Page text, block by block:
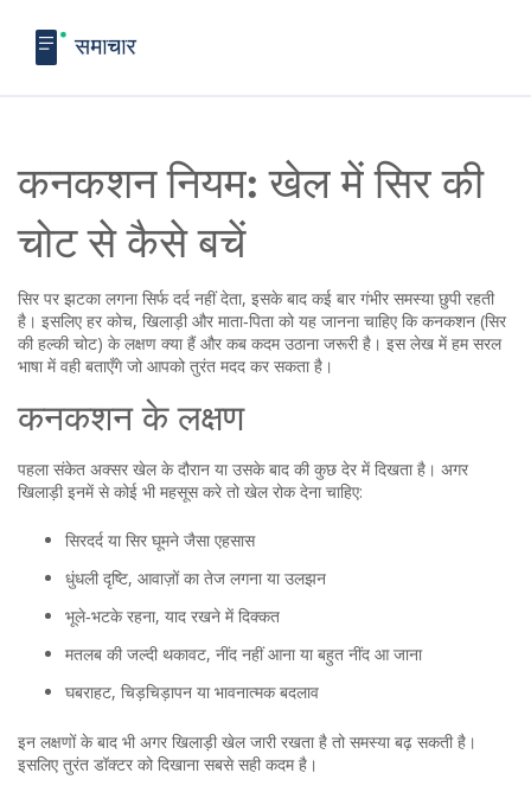
कनकशन नियम: खेल में सिर की
चोट से कैसे बचें
सिर पर झटका लगना सिर्फ दर्द नहीं देता, इसके बाद कई बार गंभीर समस्या छुपी रहती
है। इसलिए हर कोच, खिलाड़ी और माता‑पिता को यह जानना चाहिए कि कनकशन (सिर
की हल्की चोट) के लक्षण क्या हैं और कब कदम उठाना जरूरी है। इस लेख में हम सरल
भाषा में वही बताएँगे जो आपको तुरंत मदद कर सकता है।
कनकशन के लक्षण
पहला संकेत अक्सर खेल के दौरान या उसके बाद की कुछ देर में दिखता है। अगर
खिलाड़ी इनमें से कोई भी महसूस करे तो खेल रोक देना चाहिए:
सिरदर्द या सिर घूमने जैसा एहसास
धुंधली दृष्टि, आवाज़ों का तेज लगना या उलझन
भूले‑भटके रहना, याद रखने में दिक्कत
मतलब की जल्दी थकावट, नींद नहीं आना या बहुत नींद आ जाना
घबराहट, चिड़चिड़ापन या भावनात्मक बदलाव
इन लक्षणों के बाद भी अगर खिलाड़ी खेल जारी रखता है तो समस्या बढ़ सकती है।
इसलिए तुरंत डॉक्टर को दिखाना सबसे सही कदम है।